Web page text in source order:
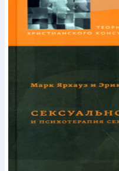
Богослов`яШлюб і сім`я
Супутні товари
ПеріодикаАудіоРучки
Закладки для книг
Навчальні мапиШкіряні
подарунковіПлакати
Подарункові картки